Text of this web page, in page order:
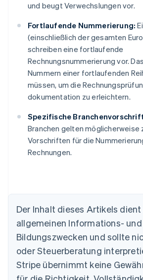
und beugt Verwechslungen vor.
Fortlaufende Nummerierung:
(einschließlich der gesamten
schreiben eine fortlaufende
Rechnungsnummerierung vor.
Nummern einer fortlaufenden
müssen, um die
dokumentation zu erleichtern.
Spezifische
Branchen gelten möglicherweise
Vorschriften für die
Rechnungen.
Der Inhalt dieses Artikels dient
allgemeinen Informations- und
Bildungszwecken und sollte
oder Steuerberatung
Stripe übernimmt keine
Australien
Belgien
NederlandsFrançaisDeutschEnglish
PortuguêsEnglish
Bulgarien
English
Dänemark